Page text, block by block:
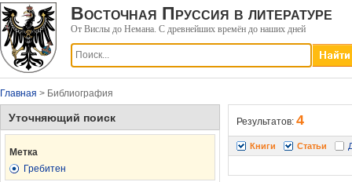
Восточная Пруссия в литературе
От Вислы до Немана. С древнейших времён до наших дней
Главная > Библиография
Уточняющий поиск
Метка
Гребитен
Результатов: 4
Книги Статьи